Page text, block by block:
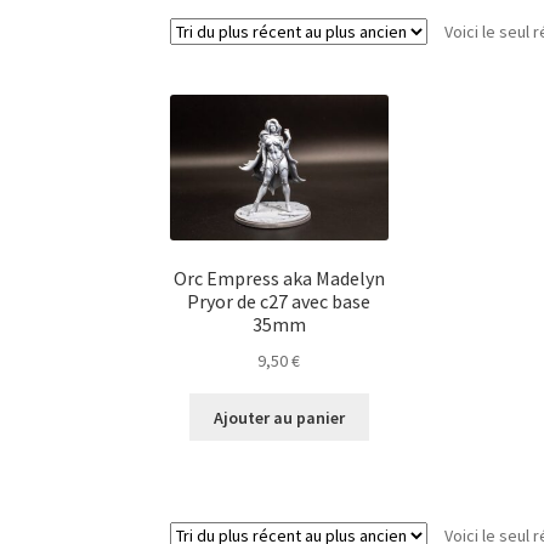
Voici le seul
Orc Empress aka Madelyn
Pryor de c27 avec base
35mm
9,50€
Ajouter au panier
Voici le seul